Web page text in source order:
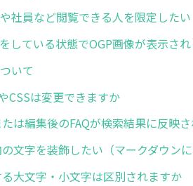
や社員など閲覧できる人を限定したい
している状態でOGP画像が表示さ
いて
CSSは変更できますか
は編集後のFAQが検索結果に反映
文字を装飾したい（マークダウンに
大文字・小文字は区別されますか